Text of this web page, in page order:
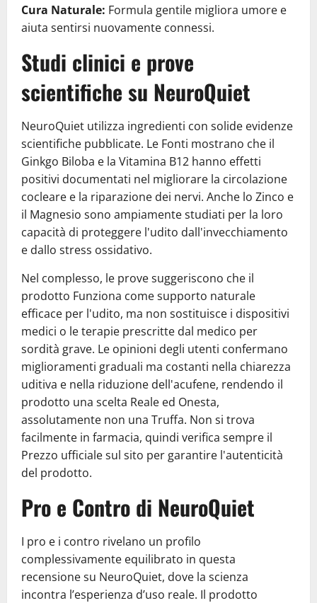
Cura Naturale: Formula gentile migliora umore e
aiuta sentirsi nuovamente connessi.
Studi clinici e prove
scientifiche su NeuroQuiet
NeuroQuiet utilizza ingredienti con solide evidenze
scientifiche pubblicate. Le Fonti mostrano che il
Ginkgo Biloba e la Vitamina B12 hanno effetti
positivi documentati nel migliorare la circolazione
cocleare e la riparazione dei nervi. Anche lo Zinco e
il Magnesio sono ampiamente studiati per la loro
capacità di proteggere l'udito dall'invecchiamento
e dallo stress ossidativo.
Nel complesso, le prove suggeriscono che il
prodotto Funziona come supporto naturale
efficace per l'udito, ma non sostituisce i dispositivi
medici o le terapie prescritte dal medico per
sordità grave. Le opinioni degli utenti confermano
miglioramenti graduali ma costanti nella chiarezza
uditiva e nella riduzione dell'acufene, rendendo il
prodotto una scelta Reale ed Onesta,
assolutamente non una Truffa. Non si trova
facilmente in farmacia, quindi verifica sempre il
Prezzo ufficiale sul sito per garantire l'autenticità
del prodotto.
Pro e Contro di NeuroQuiet
I pro e i contro rivelano un profilo
complessivamente equilibrato in questa
recensione su NeuroQuiet, dove la scienza
incontra l’esperienza d’uso reale. Il prodotto